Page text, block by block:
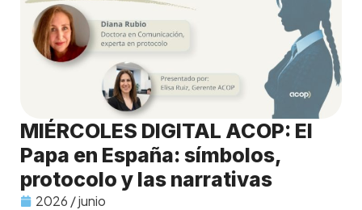
MIÉRCOLES DIGITAL ACOP: El
Papa en España: símbolos,
protocolo y las narrativas
2026 / junio